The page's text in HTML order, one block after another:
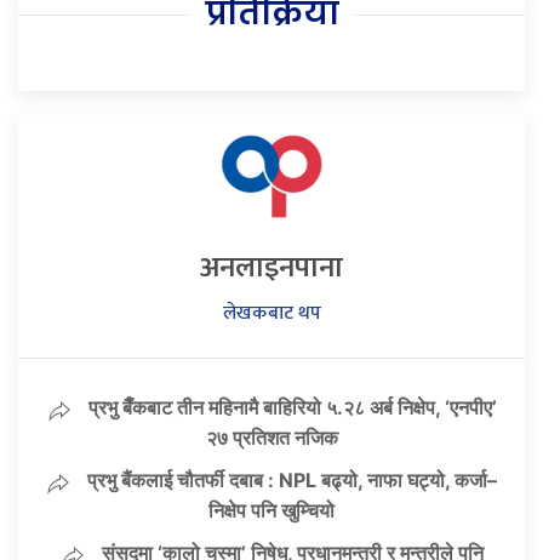
प्रतिक्रिया
अनलाइनपाना
लेखकबाट थप
प्रभु बैँकबाट तीन महिनामै बाहिरियो ५.२८ अर्ब निक्षेप, ‘एनपीए’
२७ प्रतिशत नजिक
प्रभु बैंकलाई चौतर्फी दबाब : NPL बढ्यो, नाफा घट्यो, कर्जा–
निक्षेप पनि खुम्चियो
संसद्मा ‘कालो चस्मा’ निषेध, प्रधानमन्त्री र मन्त्रीले पनि